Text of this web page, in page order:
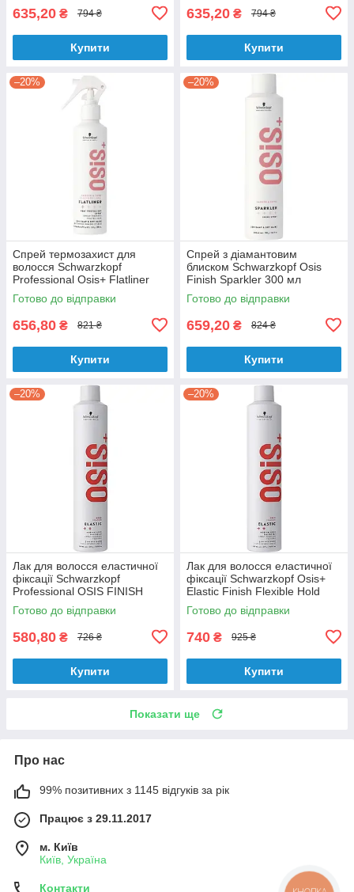
635,20 ₴ 794 ₴
Купити
635,20 ₴ 794 ₴
Купити
–20%
Спрей термозахист для
волосся Schwarzkopf
Professional Osis+ Flatliner
200 мл
Готово до відправки
656,80 ₴ 821 ₴
Купити
–20%
Спрей з діамантовим
блиском Schwarzkopf Osis
Finish Sparkler 300 мл
Готово до відправки
659,20 ₴ 824 ₴
Купити
–20%
Лак для волосся еластичної
фіксації Schwarzkopf
Professional OSIS FINISH
Elastic 300 мл
Готово до відправки
580,80 ₴ 726 ₴
Купити
–20%
Лак для волосся еластичної
фіксації Schwarzkopf Osis+
Elastic Finish Flexible Hold
Light Control 500 мл
Готово до відправки
740 ₴ 925 ₴
Купити
Показати ще
Про нас
99% позитивних з 1145 відгуків за рік
Працює з 29.11.2017
м. Київ
Київ, Україна
Контакти